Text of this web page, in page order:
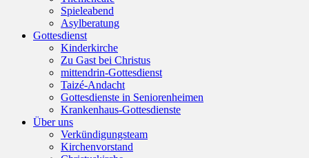
Spieleabend
Asylberatung
Gottesdienst
Kinderkirche
Zu Gast bei Christus
mittendrin-Gottesdienst
Taizé-Andacht
Gottesdienste in Seniorenheimen
Krankenhaus-Gottesdienste
Über uns
Verkündigungsteam
Kirchenvorstand